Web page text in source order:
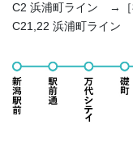
C2 浜浦町ライン →［
C21,22 浜浦町ライン